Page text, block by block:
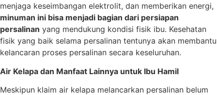
menjaga keseimbangan elektrolit, dan memberikan energi,
minuman ini bisa menjadi bagian dari persiapan
persalinan yang mendukung kondisi fisik ibu. Kesehatan
fisik yang baik selama persalinan tentunya akan membantu
kelancaran proses persalinan secara keseluruhan.
Air Kelapa dan Manfaat Lainnya untuk Ibu Hamil
Meskipun klaim air kelapa melancarkan persalinan belum